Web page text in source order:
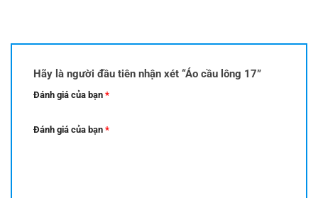
Hãy là người đầu tiên nhận xét “Áo cầu lông 17”
Đánh giá của bạn *
Đánh giá của bạn *